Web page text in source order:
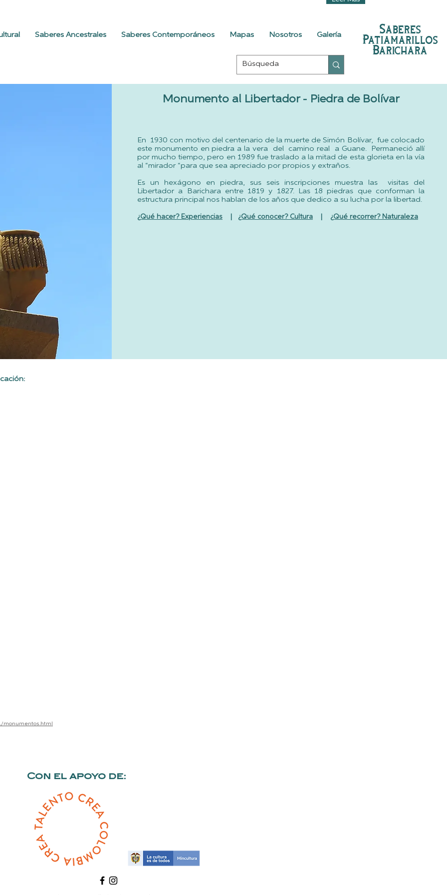
Saberes Ancestrales Saberes Contemporáneos Mapas Nosotros Galería Saberes
Patiamarillos
Barichara
Monumento al Libertador - Piedra de Bolívar
En 1930 con motivo del centenario de la muerte de Simón Bolívar, fue colocado
este monumento en piedra a la vera del camino real a Guane. Permaneció allí
por mucho tiempo, pero en 1989 fue traslado a la mitad de esta glorieta en la vía
al “mirador “para que sea apreciado por propios y extraños.
Es un hexágono en piedra, sus seis inscripciones muestra las visitas del
Libertador a Barichara entre 1819 y 1827. Las 18 piedras que conforman la
estructura principal nos hablan de los años que dedico a su lucha por la libertad.
¿Qué hacer? Experiencias ¿Qué conocer? Cultura ¿Qué recorrer? Naturaleza
monumentos.html
Con el apoyo de: